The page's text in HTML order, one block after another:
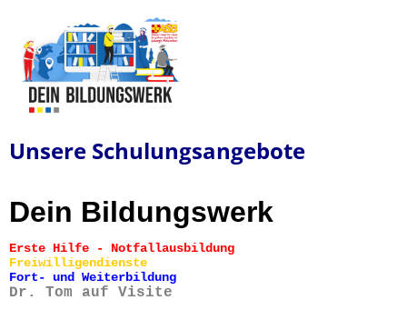
Unsere Schulungsangebote
Dein Bildungswerk
Erste Hilfe - Notfallausbildung
Freiwilligendienste
Fort- und Weiterbildung
Dr. Tom auf Visite